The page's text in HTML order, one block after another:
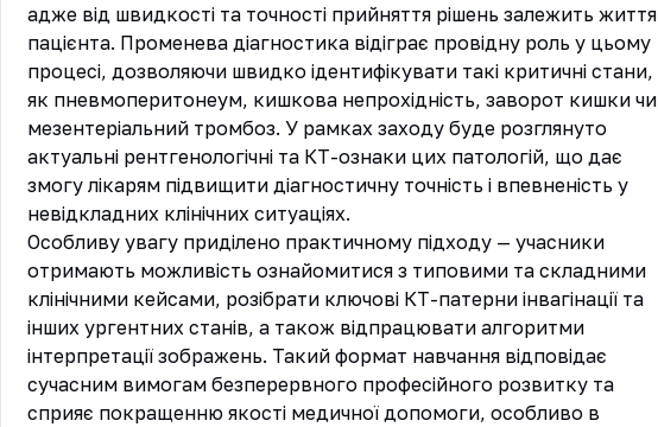
адже від швидкості та точності прийняття рішень залежить життя
пацієнта. Променева діагностика відіграє провідну роль у цьому
процесі, дозволяючи швидко ідентифікувати такі критичні стани,
як пневмоперитонеум, кишкова непрохідність, заворот кишки чи
мезентеріальний тромбоз. У рамках заходу буде розглянуто
актуальні рентгенологічні та КТ-ознаки цих патологій, що дає
змогу лікарям підвищити діагностичну точність і впевненість у
невідкладних клінічних ситуаціях.
Особливу увагу приділено практичному підходу — учасники
отримають можливість ознайомитися з типовими та складними
клінічними кейсами, розібрати ключові КТ-патерни інвагінації та
інших ургентних станів, а також відпрацювати алгоритми
інтерпретації зображень. Такий формат навчання відповідає
сучасним вимогам безперервного професійного розвитку та
сприяє покращенню якості медичної допомоги, особливо в